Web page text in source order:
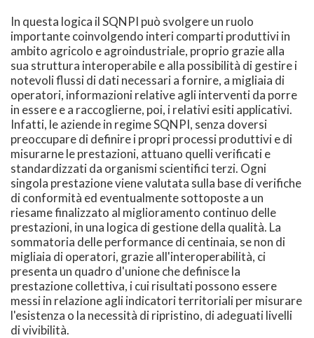
In questa logica il SQNPI può svolgere un ruolo
importante coinvolgendo interi comparti produttivi in
ambito agricolo e agroindustriale, proprio grazie alla
sua struttura interoperabile e alla possibilità di gestire i
notevoli flussi di dati necessari a fornire, a migliaia di
operatori, informazioni relative agli interventi da porre
in essere e a raccoglierne, poi, i relativi esiti applicativi.
Infatti, le aziende in regime SQNPI, senza doversi
preoccupare di definire i propri processi produttivi e di
misurarne le prestazioni, attuano quelli verificati e
standardizzati da organismi scientifici terzi. Ogni
singola prestazione viene valutata sulla base di verifiche
di conformità ed eventualmente sottoposte a un
riesame finalizzato al miglioramento continuo delle
prestazioni, in una logica di gestione della qualità. La
sommatoria delle performance di centinaia, se non di
migliaia di operatori, grazie all'interoperabilità, ci
presenta un quadro d'unione che definisce la
prestazione collettiva, i cui risultati possono essere
messi in relazione agli indicatori territoriali per misurare
l'esistenza o la necessità di ripristino, di adeguati livelli
di vivibilità.